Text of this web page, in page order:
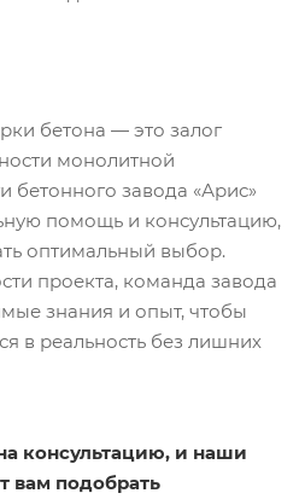
бетона — это залог
монолитной
бетонного завода «Арис»
помощь и консультацию,
оптимальный выбор.
проекта, команда завода
знания и опыт, чтобы
в реальность без лишних
консультацию, и наши
вам подобрать